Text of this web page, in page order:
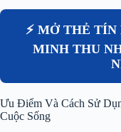
⚡ MỞ THẺ
MINH THU
Ưu Điểm Và Cách Sử
Cuộc Sống